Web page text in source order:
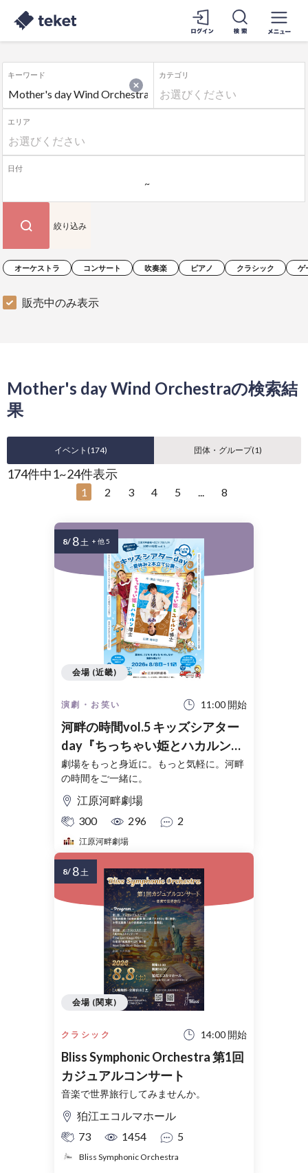
キーワード
オーケストラ コンサート 吹奏楽 ピアノ クラシック ゲ
カテゴリ
エリア
日付
販売中のみ表示
絞り込み
Mother's day Wind Orchestraの検索結
果
イベント(174) 団体・グループ(1)
174件中1~24件表示
1 2 3 4 5 ... 8
演劇・お笑い 11:00 開始
河畔の時間vol.5 キッズシアター
day『ちっちゃい姫とハカルン博
士』『ちっちゃい姫とユレルン博
士』 −夏休み２本立て公演−
劇場をもっと身近に。もっと気軽に。河畔
の時間をご一緒に。
江原河畔劇場
300
296 2
江原河畔劇場
会場 (近畿)
8/ 8土 + 他 5
クラシック 14:00 開始
Bliss Symphonic Orchestra 第1回
カジュアルコンサート
音楽で世界旅行してみませんか。
狛江エコルマホール
73
1454 5
Bliss Symphonic Orchestra
会場 (関東)
8/ 8土